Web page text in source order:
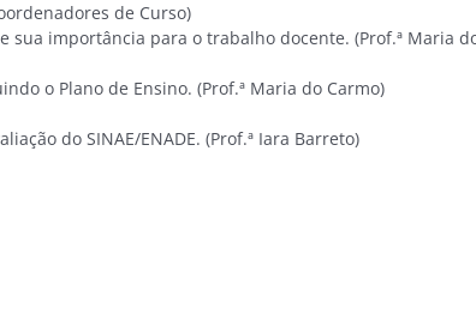
de Curso)
sua importância para o trabalho docente. (Prof.ª Maria
o Plano de Ensino. (Prof.ª Maria do Carmo)
do SINAE/ENADE. (Prof.ª Iara Barreto)